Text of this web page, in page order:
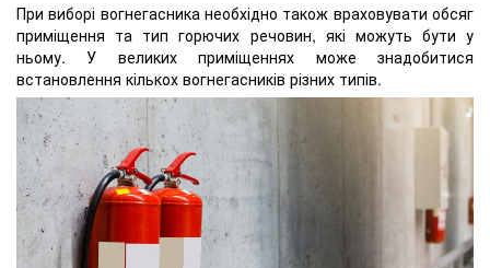
При виборі вогнегасника необхідно також враховувати обсяг
приміщення та тип горючих речовин, які можуть бути у
ньому. У великих приміщеннях може знадобитися
встановлення кількох вогнегасників різних типів.